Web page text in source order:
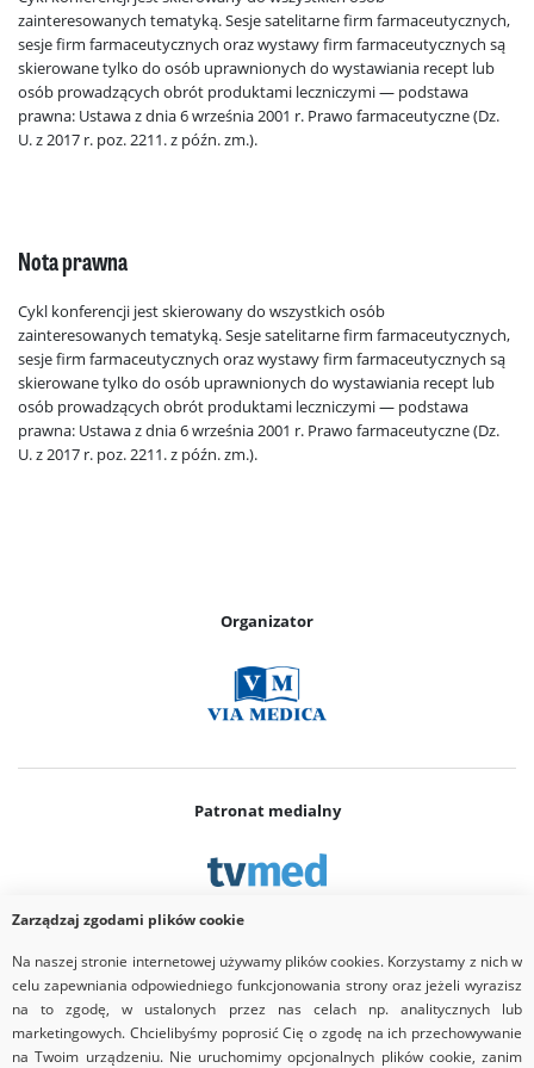
zainteresowanych tematyką. Sesje satelitarne firm farmaceutycznych,
sesje firm farmaceutycznych oraz wystawy firm farmaceutycznych są
skierowane tylko do osób uprawnionych do wystawiania recept lub
osób prowadzących obrót produktami leczniczymi — podstawa
prawna: Ustawa z dnia 6 września 2001 r. Prawo farmaceutyczne (Dz.
U. z 2017 r. poz. 2211. z późn. zm.).
Nota prawna
Cykl konferencji jest skierowany do wszystkich osób
zainteresowanych tematyką. Sesje satelitarne firm farmaceutycznych,
sesje firm farmaceutycznych oraz wystawy firm farmaceutycznych są
skierowane tylko do osób uprawnionych do wystawiania recept lub
osób prowadzących obrót produktami leczniczymi — podstawa
prawna: Ustawa z dnia 6 września 2001 r. Prawo farmaceutyczne (Dz.
U. z 2017 r. poz. 2211. z późn. zm.).
Organizator
Patronat medialny
Partner
Zarządzaj zgodami plików cookie
Na naszej stronie internetowej używamy plików cookies. Korzystamy z nich w
celu zapewniania odpowiedniego funkcjonowania strony oraz jeżeli wyrazisz
na to zgodę, w ustalonych przez nas celach np. analitycznych lub
marketingowych. Chcielibyśmy poprosić Cię o zgodę na ich przechowywanie
na Twoim urządzeniu. Nie uruchomimy opcjonalnych plików cookie, zanim